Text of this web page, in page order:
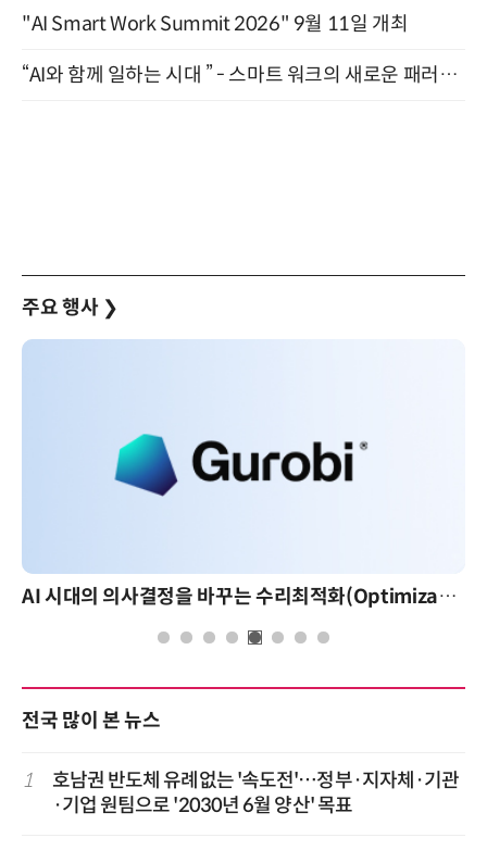
"AI Smart Work Summit 2026" 9월 11일 개최
“AI와 함께 일하는 시대 ” - 스마트 워크의 새로운 패러다임 (9/11)
주요 행사 ❯
AI 시대의 의사결정을 바꾸는 수리최적화(Optimization): 실제 산업 적용 사례와 활용 전략
전국 많이 본 뉴스
1
호남권 반도체 유례없는 '속도전'…정부·지자체·기관
·기업 원팀으로 '2030년 6월 양산' 목표